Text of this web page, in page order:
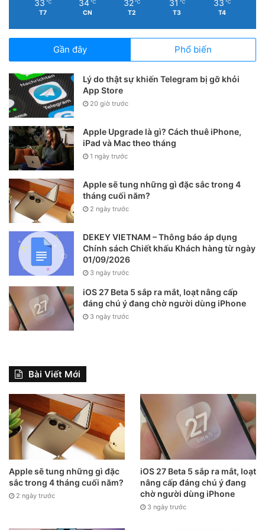
33 ℃
T7
34 ℃
CN
32 ℃
T2
31 ℃
T3
33 ℃
T4
Gần đây Phổ biến
Lý do thật sự khiến Telegram bị gỡ khỏi
App Store
20 giờ trước
Apple Upgrade là gì? Cách thuê iPhone,
iPad và Mac theo tháng
1 ngày trước
Apple sẽ tung những gì đặc sắc trong 4
tháng cuối năm?
2 ngày trước
DEKEY VIETNAM – Thông báo áp dụng
Chính sách Chiết khấu Khách hàng từ ngày
01/09/2026
3 ngày trước
iOS 27 Beta 5 sắp ra mắt, loạt nâng cấp
đáng chú ý đang chờ người dùng iPhone
3 ngày trước
Bài Viết Mới
Apple sẽ tung những gì đặc
sắc trong 4 tháng cuối năm?
2 ngày trước
iOS 27 Beta 5 sắp ra mắt, loạt
nâng cấp đáng chú ý đang
chờ người dùng iPhone
3 ngày trước